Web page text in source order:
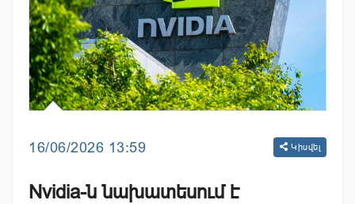
16/06/2026 13:59 Կիսվել
Nvidia-ն նախատեսում է